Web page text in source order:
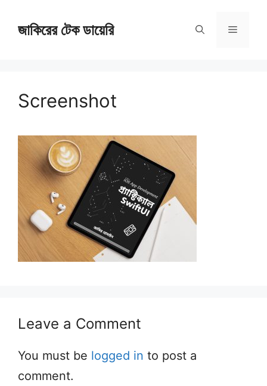
জাকিরের টেক ডায়েরি Menu
Screenshot
Leave a Comment
You must be logged in to post a
comment.